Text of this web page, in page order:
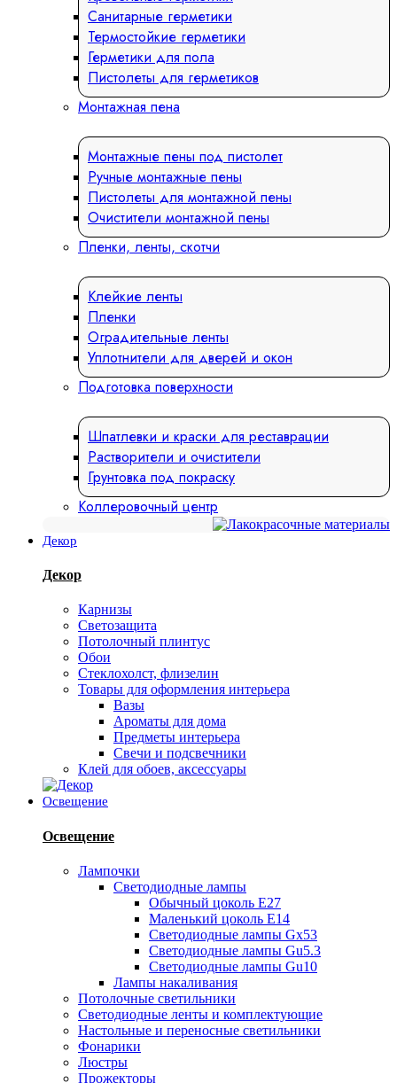
Санитарные герметики
Термостойкие герметики
Герметики для пола
Пистолеты для герметиков
Монтажная пена
Монтажные пены под пистолет
Ручные монтажные пены
Пистолеты для монтажной пены
Очистители монтажной пены
Пленки, ленты, скотчи
Клейкие ленты
Пленки
Оградительные ленты
Уплотнители для дверей и окон
Подготовка поверхности
Шпатлевки и краски для реставрации
Растворители и очистители
Грунтовка под покраску
Коллеровочный центр
Декор
Декор
Карнизы
Светозащита
Потолочный плинтус
Обои
Стеклохолст, флизелин
Товары для оформления интерьера
Вазы
Ароматы для дома
Предметы интерьера
Свечи и подсвечники
Клей для обоев, аксессуары
Освещение
Освещение
Лампочки
Светодиодные лампы
Обычный цоколь Е27
Маленький цоколь Е14
Светодиодные лампы Gx53
Светодиодные лампы Gu5.3
Светодиодные лампы Gu10
Лампы накаливания
Потолочные светильники
Светодиодные ленты и комплектующие
Настольные и переносные светильники
Фонарики
Люстры
Прожекторы